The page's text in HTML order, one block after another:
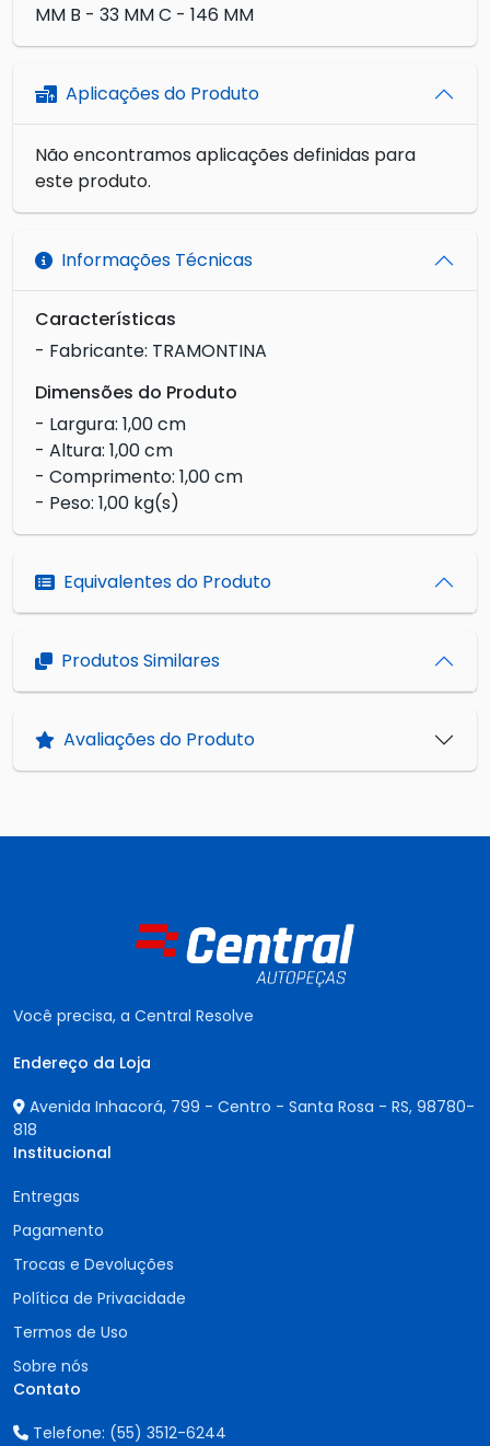
MM B - 33 MM C - 146 MM
Aplicações do Produto
Não encontramos aplicações definidas para
este produto.
Informações Técnicas
Características
- Fabricante: TRAMONTINA
Dimensões do Produto
- Largura: 1,00 cm
- Altura: 1,00 cm
- Comprimento: 1,00 cm
- Peso: 1,00 kg(s)
Equivalentes do Produto
Produtos Similares
Avaliações do Produto
Você precisa, a Central Resolve
Endereço da Loja
Avenida Inhacorá, 799 - Centro - Santa Rosa - RS, 98780-
818
Institucional
Entregas
Pagamento
Trocas e Devoluções
Política de Privacidade
Termos de Uso
Sobre nós
Contato
Telefone: (55) 3512-6244